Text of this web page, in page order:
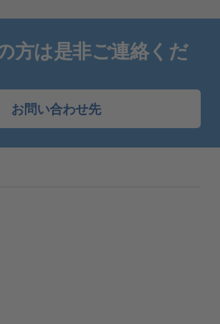
方は是非ご連絡くだ
お問い合わせ先